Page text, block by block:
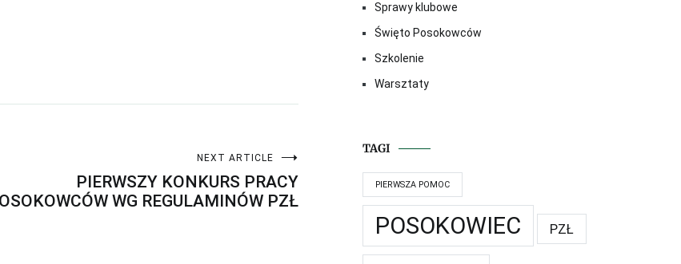
NEXT ARTICLE
PIERWSZY KONKURS PRACY
WG REGULAMINÓW PZŁ
Sprawy klubowe
Święto Posokowców
Szkolenie
Warsztaty
TAGI
PIERWSZA POMOC
POSOKOWIEC PZŁ